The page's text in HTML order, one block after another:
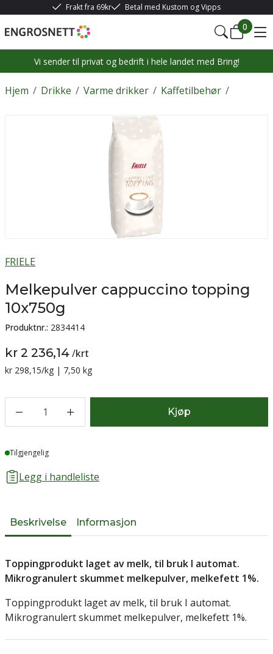
Frakt fra 69kr Betal med Kustom og Vipps
0
Vi sender til privat og bedrift i hele landet med Bring!
/
Hjem /
Drikke /
Varme drikker /
Kaffetilbehør
FRIELE
Melkepulver cappuccino topping
10x750g
Produktnr.: 2834414
kr 2 236,14/krt
Sammenligning pris:
kr 298,15/kg | 7,50 kg
1 Kjøp
Lager
Tilgjengelig
Legg i handleliste
Beskrivelse Informasjon
Toppingprodukt laget av melk, til bruk I automat.
Mikrogranulert skummet melkepulver, melkefett 1%.
Toppingprodukt laget av melk, til bruk I automat.
Mikrogranulert skummet melkepulver, melkefett 1%.